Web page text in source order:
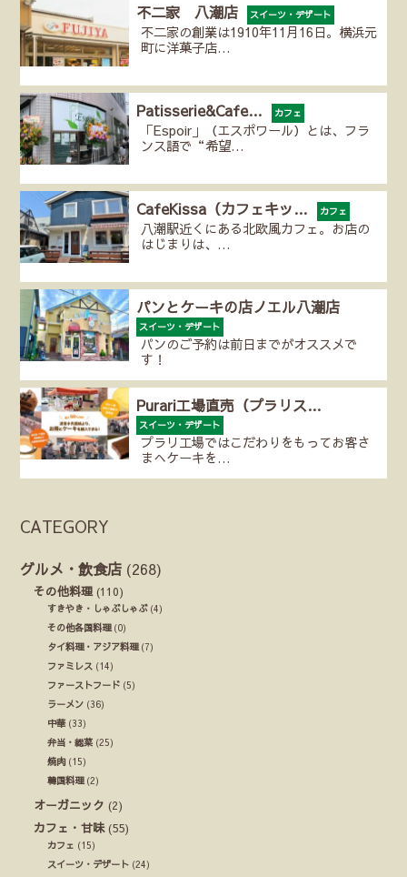
不二家 八潮店 スイーツ・デザート
不二家の創業は1910年11月16日。横浜元
町に洋菓子店…
Patisserie&Cafe… カフェ
「Espoir」（エスポワール）とは、フラ
ンス語で“希望…
CafeKissa（カフェキッ… カフェ
八潮駅近くにある北欧風カフェ。お店の
はじまりは、…
パンとケーキの店ノエル八潮店
スイーツ・デザート
パンのご予約は前日までがオススメで
す！
Purari工場直売（プラリス…
スイーツ・デザート
プラリ工場ではこだわりをもってお客さ
まへケーキを…
CATEGORY
グルメ・飲食店 (268)
その他料理 (110)
すきやき・しゃぶしゃぶ(4)
その他各国料理(0)
タイ料理・アジア料理(7)
ファミレス (14)
ファーストフード (5)
ラーメン (36)
中華(33)
弁当・総菜 (25)
焼肉 (15)
韓国料理(2)
オーガニック (2)
カフェ・甘味(55)
カフェ (15)
スイーツ・デザート (24)